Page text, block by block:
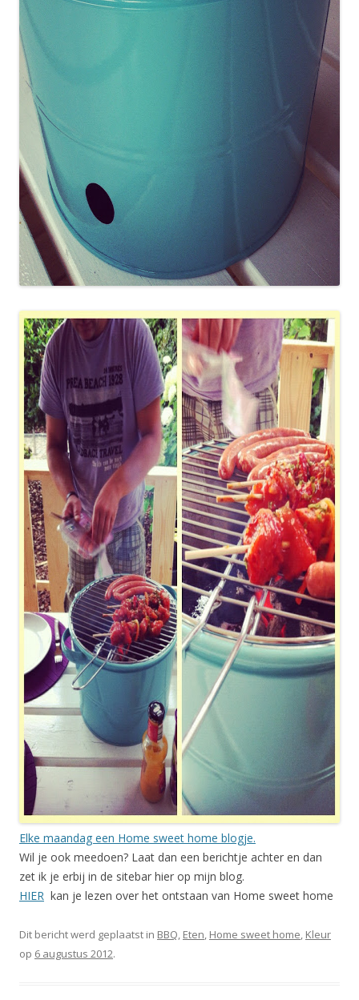
Elke maandag een Home sweet home blogje.
Wil je ook meedoen? Laat dan een berichtje achter en dan
zet ik je erbij in de sitebar hier op mijn blog.
HIER kan je lezen over het ontstaan van Home sweet home
Dit bericht werd geplaatst in BBQ, Eten, Home sweet home, Kleur
op 6 augustus 2012.